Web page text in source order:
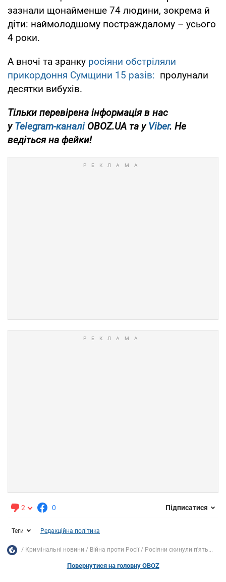
зазнали щонайменше 74 людини, зокрема й
діти: наймолодшому постраждалому – усього
4 роки.
А вночі та зранку росіяни обстріляли
прикордоння Сумщини 15 разів: пролунали
десятки вибухів.
Тільки перевірена інформація в нас
уTelegram-каналіOBOZ.UA та уViber. Не
ведіться на фейки!
2 0 Підписатися
Теги Редакційна політика
Кримінальні новини Війна проти Росії Росіяни скинули п'ять...
Повернутися на головну OBOZ